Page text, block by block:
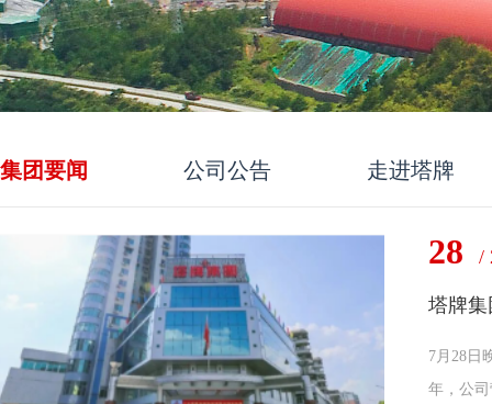
集团要闻 公司公告 走进塔牌
28 /
塔牌集
7月28日
年，公